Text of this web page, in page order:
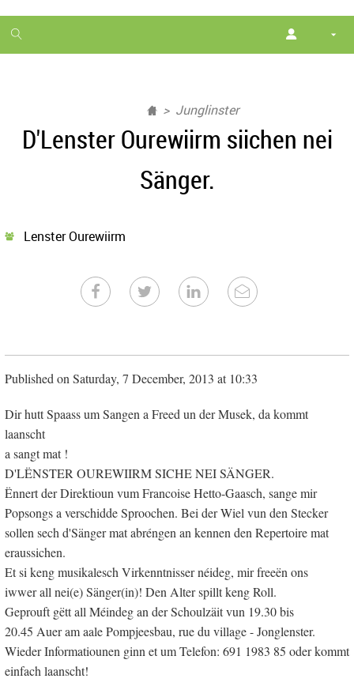
1
month
Junglinster
D'Lenster Ourewiirm siichen nei
Sänger.
Lenster Ourewiirm
Published on Saturday, 7 December, 2013 at 10:33
Dir hutt Spaass um Sangen a Freed un der Musek, da kommt
laanscht
a sangt mat !
D'LËNSTER OUREWIIRM SICHE NEI SÄNGER.
Ënnert der Direktioun vum Francoise Hetto-Gaasch, sange mir
Popsongs a verschidde Sproochen. Bei der Wiel vun den Stecker
sollen sech d'Sänger mat abréngen an kennen den Repertoire mat
eraussichen.
Et si keng musikalesch Virkenntnisser néideg, mir freeën ons
iwwer all nei(e) Sänger(in)! Den Alter spillt keng Roll.
Geprouft gëtt all Méindeg an der Schoulzäit vun 19.30 bis
20.45 Auer am aale Pompjeesbau, rue du village - Jonglenster.
Wieder Informatiounen ginn et um Telefon: 691 1983 85 oder kommt
einfach laanscht!